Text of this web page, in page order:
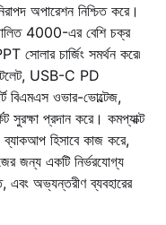
অপারেশন নিশ্চিত করে।
4000-এর বেশি চক্র
সোলার চার্জিং সমর্থন করে৷
USB-C PD
বিএমএস ওভার-ভোল্টেজ,
সুরক্ষা প্রদান করে। কমপ্যাক্ট
ব্যাকআপ হিসাবে কাজ করে,
জন্য একটি নির্ভরযোগ্য
এবং অভ্যন্তরীণ ব্যবহারের